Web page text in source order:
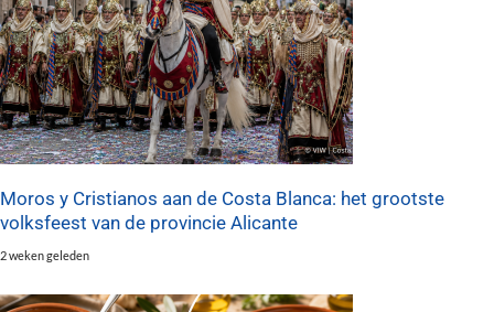
Moros y Cristianos aan de Costa Blanca: het grootste
volksfeest van de provincie Alicante
2 weken geleden